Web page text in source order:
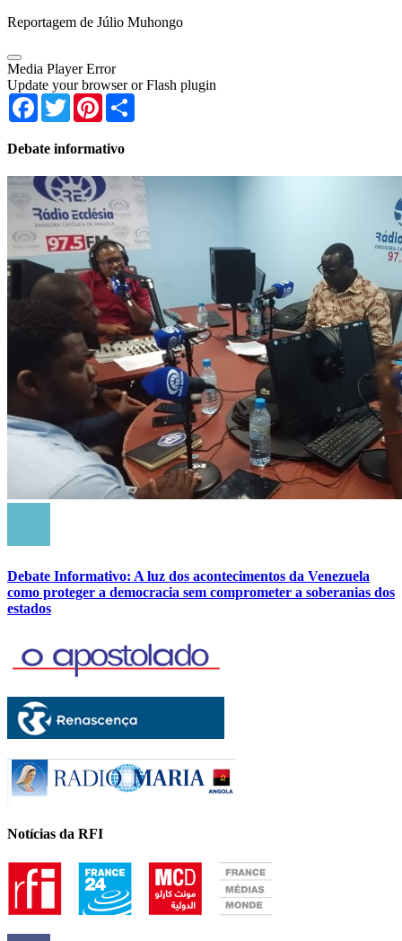
Reportagem de Júlio Muhongo
Media Player Error
Update your browser or Flash plugin
Facebook
TwitterPinterest
Debate informativo
Debate Informativo: A luz dos acontecimentos da Venezuela
como proteger a democracia sem comprometer a soberanias dos
estados
Notícias da RFI